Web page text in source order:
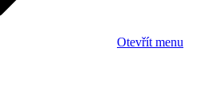
Otevřít menu